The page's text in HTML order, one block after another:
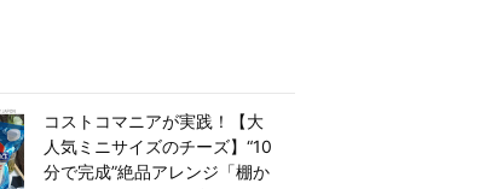
コストコマニアが実践！【大
人気ミニサイズのチーズ】“10
分で完成”絶品アレンジ「棚か